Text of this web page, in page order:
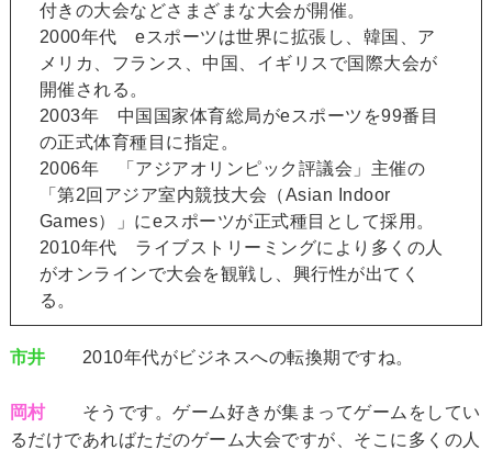
付きの大会などさまざまな大会が開催。
2000年代 eスポーツは世界に拡張し、韓国、ア
メリカ、フランス、中国、イギリスで国際大会が
開催される。
2003年 中国国家体育総局がeスポーツを99番目
の正式体育種目に指定。
2006年 「アジアオリンピック評議会」主催の
「第2回アジア室内競技大会（Asian Indoor
Games）」にeスポーツが正式種目として採用。
2010年代 ライブストリーミングにより多くの人
がオンラインで大会を観戦し、興行性が出てく
る。
市井 2010年代がビジネスへの転換期ですね。
岡村そうです。ゲーム好きが集まってゲームをしてい
るだけであればただのゲーム大会ですが、そこに多くの人